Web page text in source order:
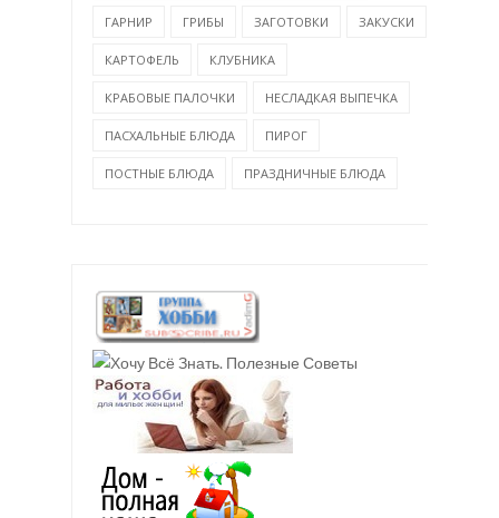
ГАРНИР ГРИБЫ ЗАГОТОВКИ ЗАКУСКИ
КАРТОФЕЛЬ КЛУБНИКА
КРАБОВЫЕ ПАЛОЧКИ НЕСЛАДКАЯ ВЫПЕЧКА
ПАСХАЛЬНЫЕ БЛЮДА ПИРОГ
ПОСТНЫЕ БЛЮДА ПРАЗДНИЧНЫЕ БЛЮДА